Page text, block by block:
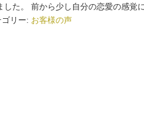
した。 前から少し自分の恋愛の感覚
ゴリー: お客様の声